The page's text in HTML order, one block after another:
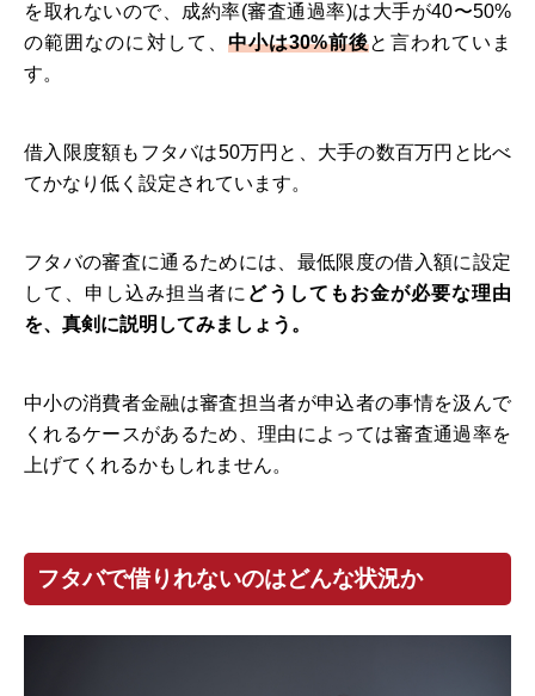
を取れないので、成約率(審査通過率)は大手が40〜50%
の範囲なのに対して、 中小は30%前後と言われていま
す。
借入限度額もフタバは50万円と、大手の数百万円と比べ
てかなり低く設定されています。
フタバの審査に通るためには、最低限度の借入額に設定
して、申し込み担当者に どうしてもお金が必要な理由
を、真剣に説明してみましょう。
中小の消費者金融は審査担当者が申込者の事情を汲んで
くれるケースがあるため、理由によっては審査通過率を
上げてくれるかもしれません。
フタバで借りれないのはどんな状況か